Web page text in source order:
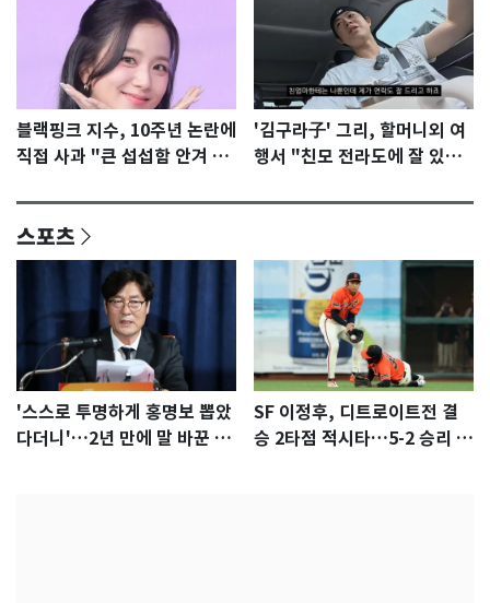
블랙핑크 지수, 10주년 논란에
직접 사과 "큰 섭섭함 안겨 미
'김구라子' 그리, 할머니외 여
행서 "친모 전라도에 잘 있
스포츠
'스스로 투명하게 홍명보 뽑았
다더니'…2년 만에 말 바꾼 이
SF 이정후, 디트로이트전 결
승 2타점 적시타…5-2 승리 견